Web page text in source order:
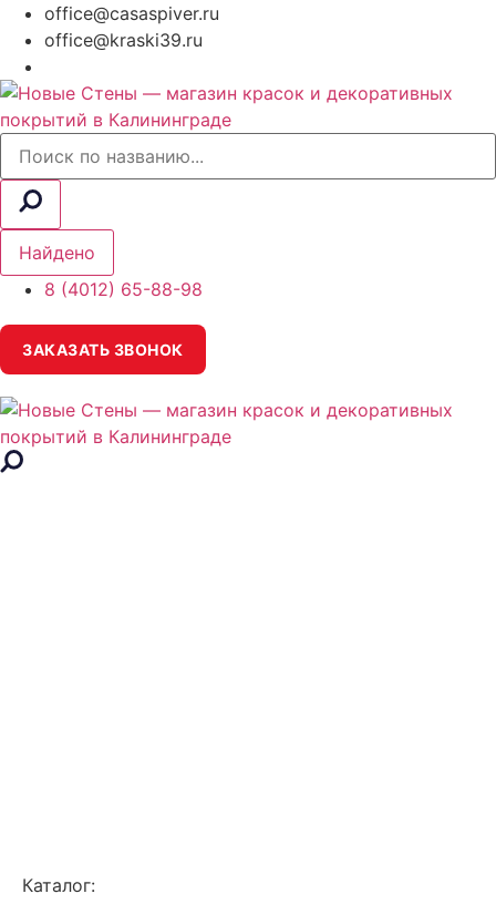
office@casaspiver.ru
office@kraski39.ru
Search
Найдено
8 (4012) 65-88-98
ЗАКАЗАТЬ ЗВОНОК
Каталог: